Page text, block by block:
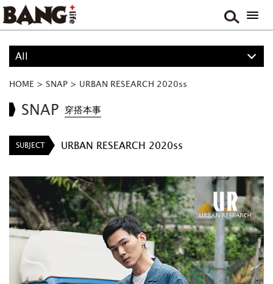
All
GIRL
HOME > SNAP > URBAN RESEARCH 2020ss
SNAP 穿搭本事
SUBJECT URBAN RESEARCH 2020ss